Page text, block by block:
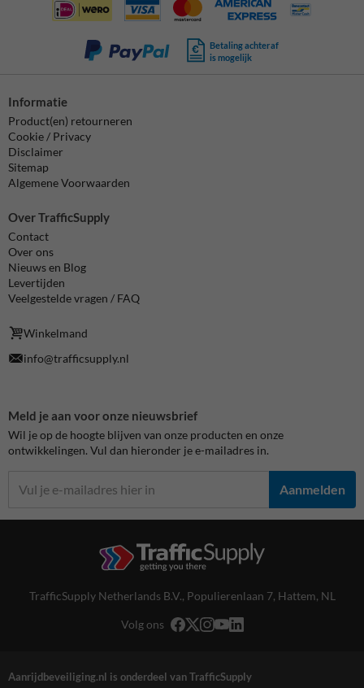
Betaling achteraf
is mogelijk
Informatie
Product(en) retourneren
Cookie / Privacy
Disclaimer
Sitemap
Algemene Voorwaarden
Over TrafficSupply
Contact
Over ons
Nieuws en Blog
Levertijden
Veelgestelde vragen / FAQ
Winkelmand
info@trafficsupply.nl
Meld je aan voor onze nieuwsbrief
Wil je op de hoogte blijven van onze producten en onze
ontwikkelingen. Vul dan hieronder je e-mailadres in.
Aanmelden
TrafficSupply Netherlands B.V., Populierenlaan 7, Hattem, NL
Volg ons
Aanrijdbeveiliging.nl is onderdeel van TrafficSupply